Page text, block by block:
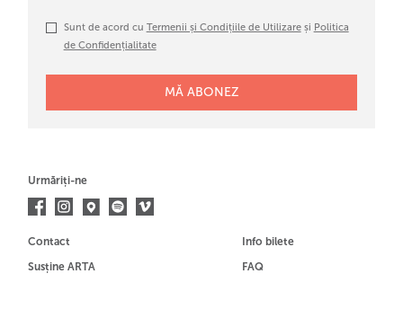
Sunt de acord cu Termenii și Condițiile de Utilizareși Politica
de Confidențialitate
Urmăriți-ne
Contact
Susține ARTA
Info bilete
FAQ